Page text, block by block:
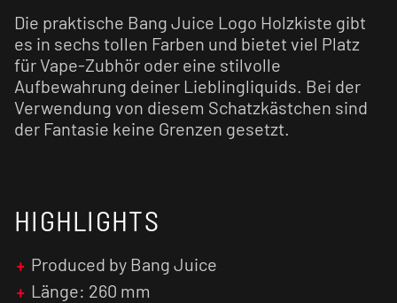
Die praktische Bang Juice Logo Holzkiste gibt
es in sechs tollen Farben und bietet viel Platz
für Vape-Zubhör oder eine stilvolle
Aufbewahrung deiner Lieblingliquids. Bei der
Verwendung von diesem Schatzkästchen sind
der Fantasie keine Grenzen gesetzt.
HIGHLIGHTS
Produced by Bang Juice
Länge: 260 mm